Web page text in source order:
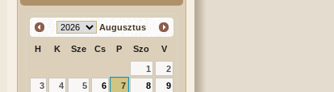
Augusztus
H K Sze Cs P Szo V
1
2
3
4 5 6 7 8
9